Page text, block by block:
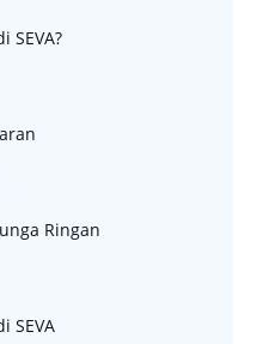
SEVA?
Ringan
SEVA